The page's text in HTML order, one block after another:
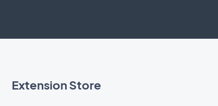
Extension Store